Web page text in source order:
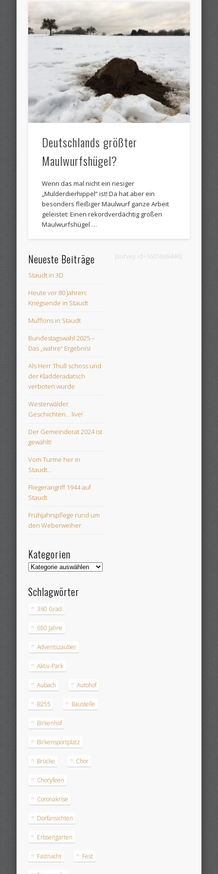
Deutschlands größter
Maulwurfshügel?
Wenn das mal nicht ein riesiger
„Mulderdierhippel“ ist! Da hat aber ein
besonders fleißiger Maulwurf ganze Arbeit
geleistet: Einen rekordverdächtig großen
Maulwurfshügel …
Neueste Beiträge
Staudt in 3D
Heute vor 80 Jahren:
Kriegsende in Staudt
Mufflons in Staudt
Bundestagswahl 2025 –
Das „wahre“ Ergebnis!
Als Herr Thull schoss und
der Kladderadatsch
verboten wurde
Westerwälder
Geschichten… live!
Der Gemeinderat 2024 ist
gewählt!
Vom Turme her in
Staudt…
Fliegerangriff 1944 auf
Staudt
Frühjahrspflege rund um
den Weberweiher
Kategorien
Kategorien
Schlagwörter
360 Grad
650 Jahre
Adventszauber
Aktiv-Park
Aubach Autohof
B255 Baustelle
Birkenhof
Birkensportplatz
Brücke Chor
Choryfeen
Coronakrise
Dorfansichten
Erbsengarten
Fastnacht Fest
[survey id=1605669446]